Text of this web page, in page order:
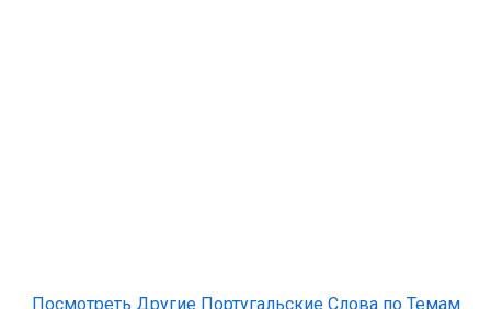
Посмотреть Другие Португальские Слова по Темам